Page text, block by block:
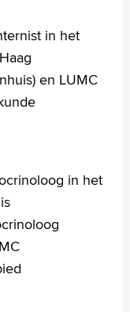
in het
en LUMC
in het